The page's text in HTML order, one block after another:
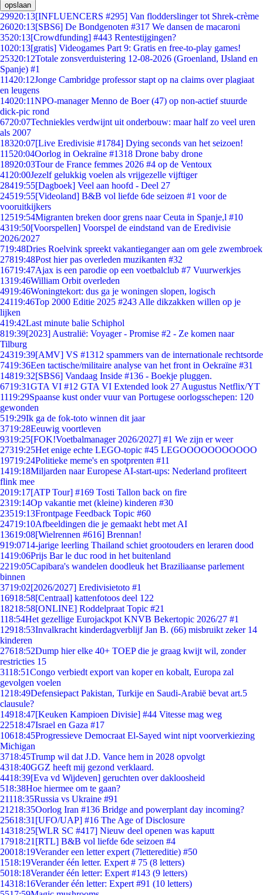
opslaan
29920:13[INFLUENCERS #295] Van flodderslinger tot Shrek-crème
26020:13[SBS6] De Bondgenoten #317 We dansen de macaroni
3520:13[Crowdfunding] #443 Rentestijgingen?
1020:13[gratis] Videogames Part 9: Gratis en free-to-play games!
25320:12Totale zonsverduistering 12-08-2026 (Groenland, IJsland en
Spanje) #1
11420:12Jonge Cambridge professor stapt op na claims over plagiaat
en leugens
14020:11NPO-manager Menno de Boer (47) op non-actief stuurde
dick-pic rond
6720:07Techniekles verdwijnt uit onderbouw: maar half zo veel uren
als 2007
18320:07[Live Eredivisie #1784] Dying seconds van het seizoen!
11520:04Oorlog in Oekraïne #1318 Drone baby drone
18920:03Tour de France femmes 2026 #4 op de Ventoux
41 20:00Jezelf gelukkig voelen als vrijgezelle vijftiger
28419:55[Dagboek] Veel aan hoofd - Deel 27
24519:55[Videoland] B&B vol liefde 6de seizoen #1 voor de
vooruitkijkers
12519:54Migranten breken door grens naar Ceuta in Spanje,l #10
4319:50[Voorspellen] Voorspel de eindstand van de Eredivisie
2026/2027
719:48Dries Roelvink spreekt vakantieganger aan om gele zwembroek
27819:48Post hier pas overleden muzikanten #32
16719:47Ajax is een parodie op een voetbalclub #7 Vuurwerkjes
1319:46William Orbit overleden
4919:46Woningtekort: dus ga je woningen slopen, logisch
24119:46Top 2000 Editie 2025 #243 Alle dikzakken willen op je
lijken
419:42Last minute balie Schiphol
819:39[2023] Australië: Voyager - Promise #2 - Ze komen naar
Tilburg
24319:39[AMV] VS #1312 spammers van de internationale rechtsorde
7419:36Een tactische/militaire analyse van het front in Oekraïne #31
14819:32[SBS6] Vandaag Inside #136 - Boekje pluggen.
6719:31GTA VI #12 GTA VI Extended look 27 Augustus Netflix/YT
1119:29Spaanse kust onder vuur van Portugese oorlogsschepen: 120
gewonden
519:29Ik ga de fok-toto winnen dit jaar
3719:28Eeuwig voortleven
9319:25[FOK!Voetbalmanager 2026/2027] #1 We zijn er weer
27319:25Het enige echte LEGO-topic #45 LEGOOOOOOOOOOO
19719:24Politieke meme's en spotprenten #11
1419:18Miljarden naar Europese AI-start-ups: Nederland profiteert
flink mee
2019:17[ATP Tour] #169 Tosti Tallon back on fire
2319:14Op vakantie met (kleine) kinderen #30
23519:13Frontpage Feedback Topic #60
24719:10Afbeeldingen die je gemaakt hebt met AI
13619:08[Wielrennen #616] Brennan!
919:0714-jarige leerling Thailand schiet grootouders en leraren dood
1419:06Prijs Bar le duc rood in het buitenland
2219:05Capibara's wandelen doodleuk het Braziliaanse parlement
binnen
3719:02[2026/2027] Eredivisietoto #1
16918:58[Centraal] kattenfotoos deel 122
18218:58[ONLINE] Roddelpraat Topic #21
118:54Het gezellige Eurojackpot KNVB Bekertopic 2026/27 #1
12918:53Invalkracht kinderdagverblijf Jan B. (66) misbruikt zeker 14
kinderen
27618:52Dump hier elke 40+ TOEP die je graag kwijt wil, zonder
restricties 15
3118:51Congo verbiedt export van koper en kobalt, Europa zal
gevolgen voelen
1218:49Defensiepact Pakistan, Turkije en Saudi-Arabië bevat art.5
clausule?
14918:47[Keuken Kampioen Divisie] #44 Vitesse mag weg
22518:47Israel en Gaza #17
10618:45Progressieve Democraat El-Sayed wint nipt voorverkiezing
Michigan
3718:45Trump wil dat J.D. Vance hem in 2028 opvolgt
4318:40GGZ heeft mij gezond verklaard.
4418:39[Eva vd Wijdeven] geruchten over dakloosheid
518:38Hoe hiermee om te gaan?
21118:35Russia vs Ukraine #91
21218:35Oorlog Iran #136 Bridge and powerplant day incoming?
25618:31 [UFO/UAP] #16 The Age of Disclosure
14318:25[WLR SC #417] Nieuw deel openen was kaputt
17918:21 [RTL] B&B vol liefde 6de seizoen #4
20018:19Verander een letter expert (7lettereditie) #50
1518:19Verander één letter. Expert # 75 (8 letters)
5018:18Verander één letter: Expert #143 (9 letters)
14318:16Verander één letter: Expert #91 (10 letters)